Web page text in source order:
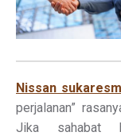
Nissan
perjalanan”
Jika sahabat